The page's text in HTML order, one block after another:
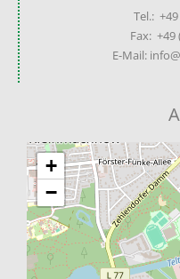
Tel.:
Fax: +49
E-Mail:
+
−